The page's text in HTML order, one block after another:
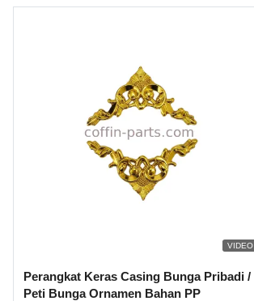
VIDEO
Perangkat Keras Casing Bunga Pribadi /
Peti Bunga Ornamen Bahan PP